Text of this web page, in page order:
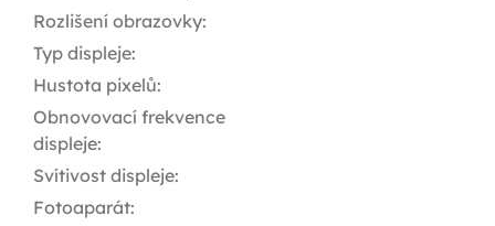
Rozlišení obrazovky:
Typ displeje:
Hustota pixelů:
Obnovovací frekvence
displeje:
Svítivost displeje:
Fotoaparát: